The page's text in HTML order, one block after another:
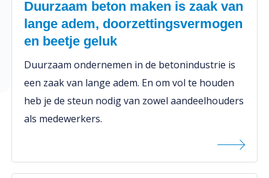
Duurzaam beton maken is zaak van
lange adem, doorzettingsvermogen
en beetje geluk
Duurzaam ondernemen in de betonindustrie is
een zaak van lange adem. En om vol te houden
heb je de steun nodig van zowel aandeelhouders
als medewerkers.